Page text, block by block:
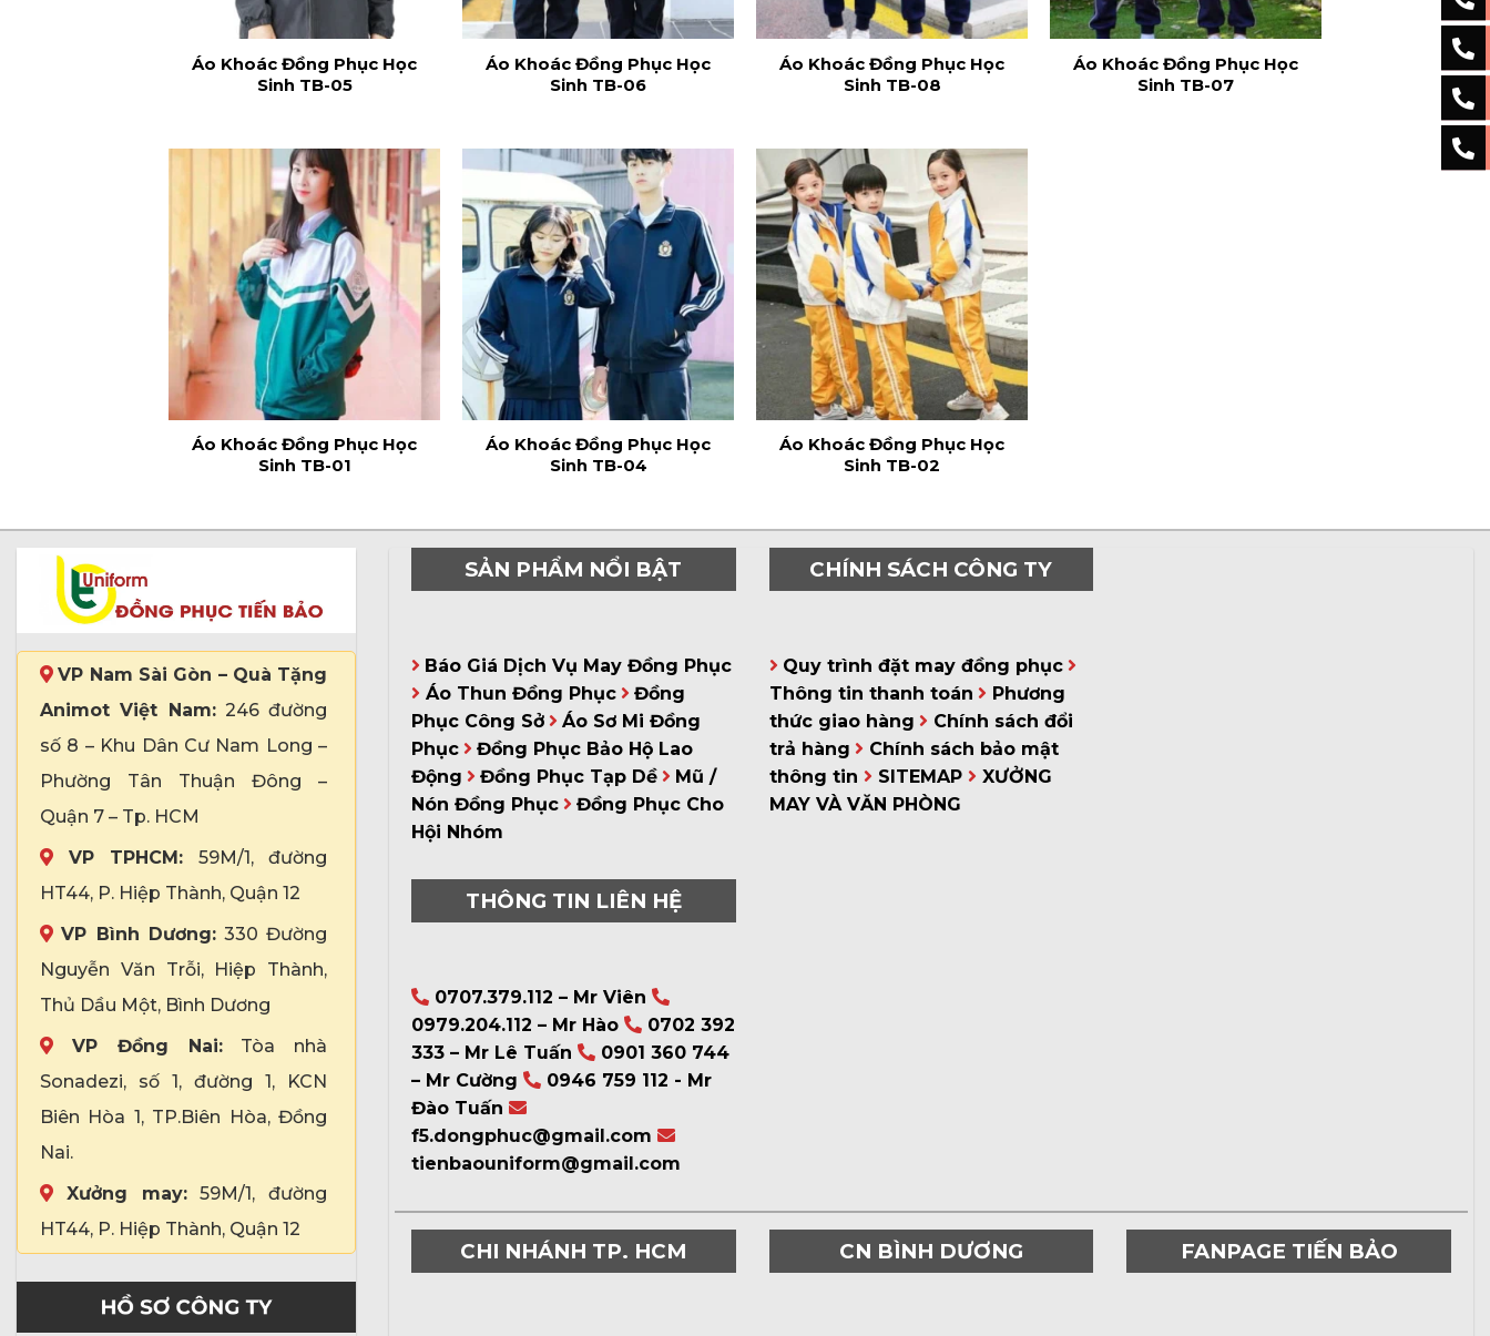
Áo Khoác Đồng Phục Học
Sinh TB-05
Áo Khoác Đồng Phục Học
Sinh TB-06
Áo Khoác Đồng Phục Học
Sinh TB-08
Áo Khoác Đồng Phục Học
Sinh TB-07
Áo Khoác Đồng Phục Học
Sinh TB-01
Áo Khoác Đồng Phục Học
Sinh TB-04
Áo Khoác Đồng Phục Học
Sinh TB-02
VP Nam Sài Gòn – Quà Tặng
Animot Việt Nam:246 đường
số 8 – Khu Dân Cư Nam Long –
Phường Tân Thuận Đông –
Quận 7 – Tp. HCM
VP TPHCM: 59M/1, đường
HT44, P. Hiệp Thành, Quận 12
VP Bình Dương:330 Đường
Nguyễn Văn Trỗi, Hiệp Thành,
Thủ Dầu Một, Bình Dương
VP Đồng Nai:Tòa nhà
Sonadezi, số 1, đường 1, KCN
Biên Hòa 1, TP.Biên Hòa, Đồng
Nai.
Xưởng may:59M/1, đường
HT44, P. Hiệp Thành, Quận 12
SẢN PHẨM NỔI BẬT
Báo Giá Dịch Vụ May Đồng Phục
Áo Thun Đồng Phục
Đồng
Phục Công Sở
Áo Sơ Mi Đồng
Phục
Đồng Phục Bảo Hộ Lao
Động
Đồng Phục Tạp Dề
Mũ /
Nón Đồng Phục
Đồng Phục Cho
Hội Nhóm
CHÍNH SÁCH CÔNG TY
Quy trình đặt may đồng phục
Thông tin thanh toán
Phương
thức giao hàng
Chính sách đổi
trả hàng
Chính sách bảo mật
thông tin
SITEMAP
XƯỞNG
MAY VÀ VĂN PHÒNG
THÔNG TIN LIÊN HỆ
0707.379.112 – Mr Viên
0979.204.112 – Mr Hào
0702 392
333 – Mr Lê Tuấn
0901 360 744
– Mr Cường
0946 759 112 - Mr
Đào Tuấn
f5.dongphuc@gmail.com
tienbaouniform@gmail.com
CHI NHÁNH TP. HCM CN BÌNH DƯƠNG FANPAGE TIẾN BẢO